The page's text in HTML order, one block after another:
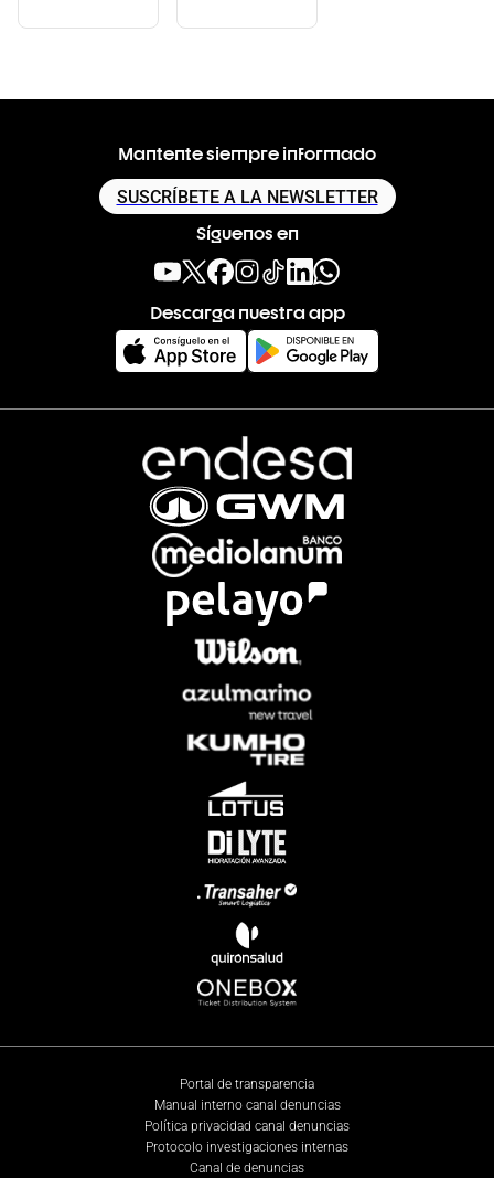
Mantente siempre informado
SUSCRÍBETE A LA NEWSLETTER
Síguenos en
Descarga nuestra app
Portal de transparencia
Manual interno canal denuncias
Política privacidad canal denuncias
Protocolo investigaciones internas
Canal de denuncias